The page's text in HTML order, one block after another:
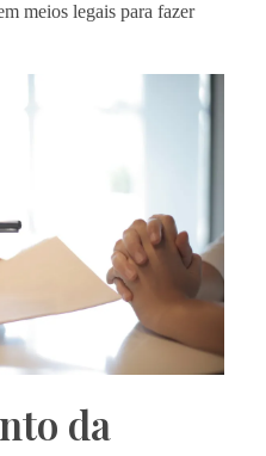
meios legais para fazer
da